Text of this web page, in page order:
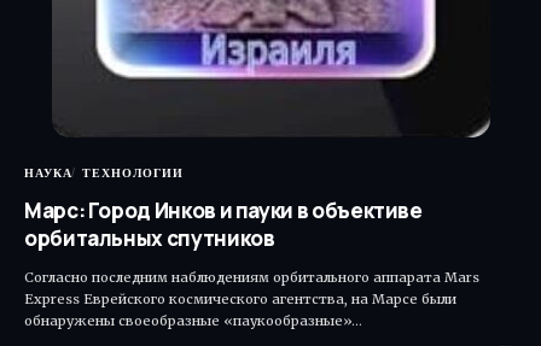
НАУКА ТЕХНОЛОГИИ
Марс: Город Инков и пауки в объективе
орбитальных спутников
Согласно последним наблюдениям орбитального аппарата Mars
Express Еврейского космического агентства, на Марсе были
обнаружены своеобразные «паукообразные»…